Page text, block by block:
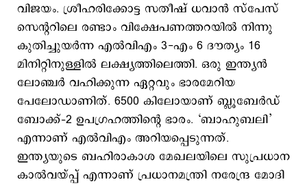
വിജയം. ശ്രീഹരിക്കോട്ട സതീഷ് ധവാൻ സ്പേസ്
സെന്ററിലെ രണ്ടാം വിക്ഷേപണത്തറയിൽ നിന്നു
കുതിച്ചുയർന്ന എൽവിഎം 3-എം 6 ദൗത്യം 16
മിനിറ്റിനുള്ളിൽ ലക്ഷ്യത്തിലെത്തി. ഒരു ഇന്ത്യൻ
ലോഞ്ചർ വഹിക്കുന്ന ഏറ്റവും ഭാരമേറിയ
പേലോഡാണിത്. 6500 കിലോയാണ് ബ്ലൂബേര്‍ഡ്
ബോക്ക്–2 ഉപഗ്രഹത്തിന്‍റെ ഭാരം. ‘ബാഹുബലി’
എന്നാണ് എല്‍വിഎം അറിയപ്പെടുന്നത്.
ഇന്ത്യയുടെ ബഹിരാകാശ മേഖലയിലെ സുപ്രധാന
കാൽവയ്പ്പ് എന്നാണ് പ്രധാനമന്ത്രി നരേന്ദ്ര മോദി